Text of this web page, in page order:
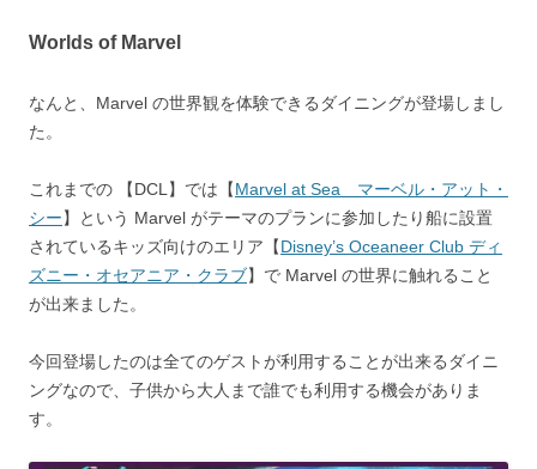
Worlds of Marvel
なんと、Marvel の世界観を体験できるダイニングが登場しまし
た。
これまでの 【DCL】では【Marvel at Sea マーベル・アット・
シー】という Marvel がテーマのプランに参加したり船に設置
されているキッズ向けのエリア【Disney’s Oceaneer Club ディ
ズニー・オセアニア・クラブ】で Marvel の世界に触れること
が出来ました。
今回登場したのは全てのゲストが利用することが出来るダイニ
ングなので、子供から大人まで誰でも利用する機会がありま
す。